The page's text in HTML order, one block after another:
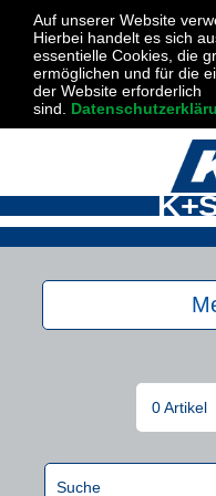
Auf unserer Website
Hierbei handelt es sich
essentielle Cookies, die
ermöglichen und für die
der Website erforderlich
sind.
0 Artikel